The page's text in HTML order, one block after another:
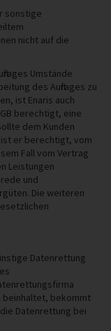
sonstige
nicht auf die
Umstände
des Auftrages zu
ist Enaris auch
berechtigt, eine
dem Kunden
er berechtigt, vom
Fall vom Vertrag
Leistungen
und
Die weiteren
Datenrettung
beinhaltet, bekommt
Datenrettung bei